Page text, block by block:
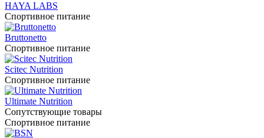
HAYA LABS
Спортивное питание
Bruttonetto
Спортивное питание
Scitec Nutrition
Спортивное питание
Ultimate Nutrition
Сопутствующие товары
Спортивное питание